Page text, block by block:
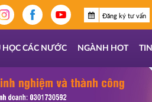
Đăng ký tư vấn
HỌC CÁC NƯỚC NGÀNH HOT